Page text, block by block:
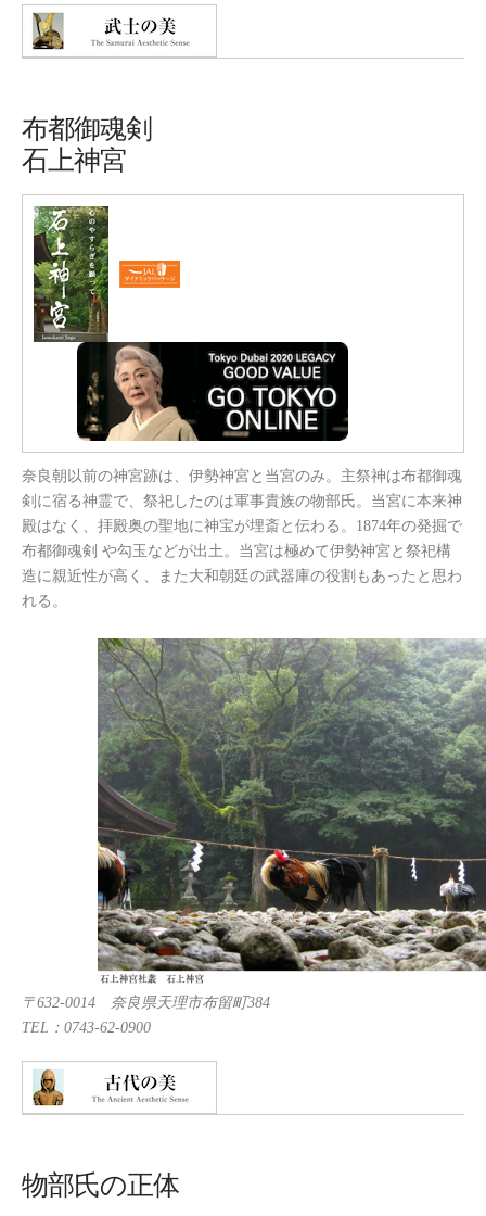
布都御魂剣
石上神宮
奈良朝以前の神宮跡は、伊勢神宮と当宮のみ。主祭神は布都御魂
剣に宿る神霊で、祭祀したのは軍事貴族の物部氏。当宮に本来神
殿はなく、拝殿奥の聖地に神宝が埋斎と伝わる。1874年の発掘で
布都御魂剣 や勾玉などが出土。当宮は極めて伊勢神宮と祭祀構
造に親近性が高く、また大和朝廷の武器庫の役割もあったと思わ
れる。
〒632-0014 奈良県天理市布留町384
TEL：0743-62-0900
物部氏の正体